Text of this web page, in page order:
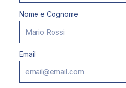
Nome e Cognome
Email